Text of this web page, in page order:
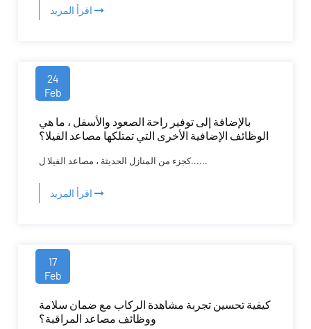
اقرأ المزيد
24
Feb
بالإضافة إلى توفير راحة الصعود والأسفل ، ما هي
الوظائف الإضافية الأخرى التي تمتلكها مصاعد الفيلا؟
كجزء من المنازل الحديثة ، مصاعد الفيلا ل......
اقرأ المزيد
17
Feb
كيفية تحسين تجربة مشاهدة الركاب مع ضمان سلامة
ووظائف مصاعد المراقبة؟